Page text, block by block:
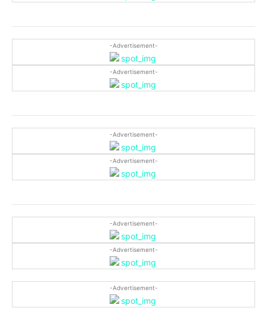
-Advertisement-
-Advertisement-
-Advertisement-
-Advertisement-
-Advertisement-
-Advertisement-
-Advertisement-